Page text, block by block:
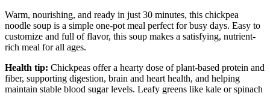
Warm, nourishing, and ready in just 30 minutes, this chickpea
noodle soup is a simple one-pot meal perfect for busy days. Easy to
customize and full of flavor, this soup makes a satisfying, nutrient-
rich meal for all ages.
Health tip: Chickpeas offer a hearty dose of plant-based protein and
fiber, supporting digestion, brain and heart health, and helping
maintain stable blood sugar levels. Leafy greens like kale or spinach